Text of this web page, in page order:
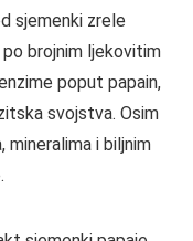
sjemenki zrele
brojnim ljekovitim
poput papain,
svojstva. Osim
i biljnim